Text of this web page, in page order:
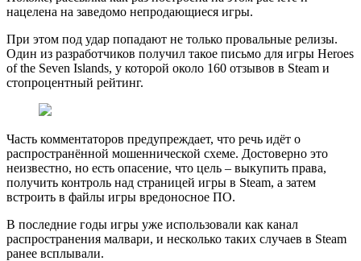
нацелена на заведомо непродающиеся игры.
При этом под удар попадают не только провальные релизы.
Один из разработчиков получил такое письмо для игры Heroes
of the Seven Islands, у которой около 160 отзывов в Steam и
стопроцентный рейтинг.
Часть комментаторов предупреждает, что речь идёт о
распространённой мошеннической схеме. Достоверно это
неизвестно, но есть опасение, что цель – выкупить права,
получить контроль над страницей игры в Steam, а затем
встроить в файлы игры вредоносное ПО.
В последние годы игры уже использовали как канал
распространения малвари, и несколько таких случаев в Steam
ранее всплывали.